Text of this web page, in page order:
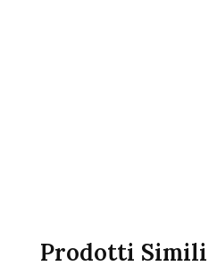
Prodotti Simili